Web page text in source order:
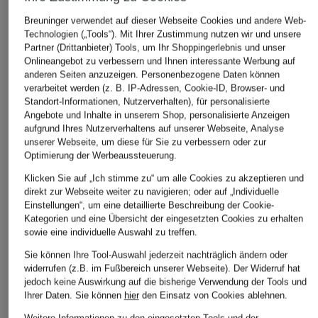
+Aktionsrabatt
JETS Australia
+Aktionsrabatt
CYELL
MARYAN
Breuninger verwendet auf dieser Webseite Cookies und andere Web-
Technologien („Tools“). Mit Ihrer Zustimmung nutzen wir und unsere
Partner (Drittanbieter) Tools, um Ihr Shoppingerlebnis und unser
Onlineangebot zu verbessern und Ihnen interessante Werbung auf
anderen Seiten anzuzeigen. Personenbezogene Daten können
verarbeitet werden (z. B. IP-Adressen, Cookie-ID, Browser- und
Standort-Informationen, Nutzerverhalten), für personalisierte
Angebote und Inhalte in unserem Shop, personalisierte Anzeigen
aufgrund Ihres Nutzerverhaltens auf unserer Webseite, Analyse
unserer Webseite, um diese für Sie zu verbessern oder zur
Optimierung der Werbeaussteuerung.
Klicken Sie auf „Ich stimme zu“ um alle Cookies zu akzeptieren und
direkt zur Webseite weiter zu navigieren; oder auf „Individuelle
Einstellungen“, um eine detaillierte Beschreibung der Cookie-
Kategorien und eine Übersicht der eingesetzten Cookies zu erhalten
sowie eine individuelle Auswahl zu treffen.
Sie können Ihre Tool-Auswahl jederzeit nachträglich ändern oder
widerrufen (z.B. im Fußbereich unserer Webseite). Der Widerruf hat
jedoch keine Auswirkung auf die bisherige Verwendung der Tools und
Ihrer Daten. Sie können hierden Einsatz von Cookies ablehnen.